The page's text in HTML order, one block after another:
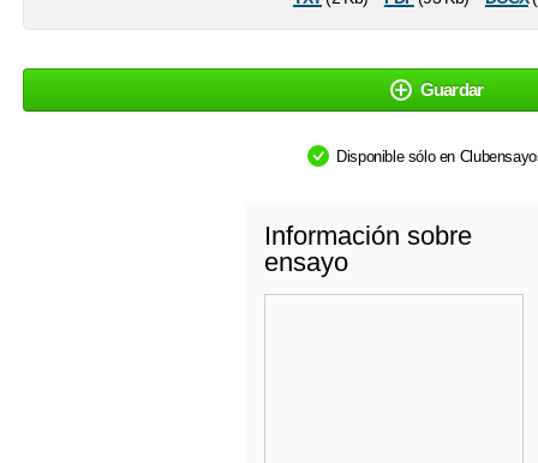
Guardar
Disponible sólo en
Información sobre
ensayo